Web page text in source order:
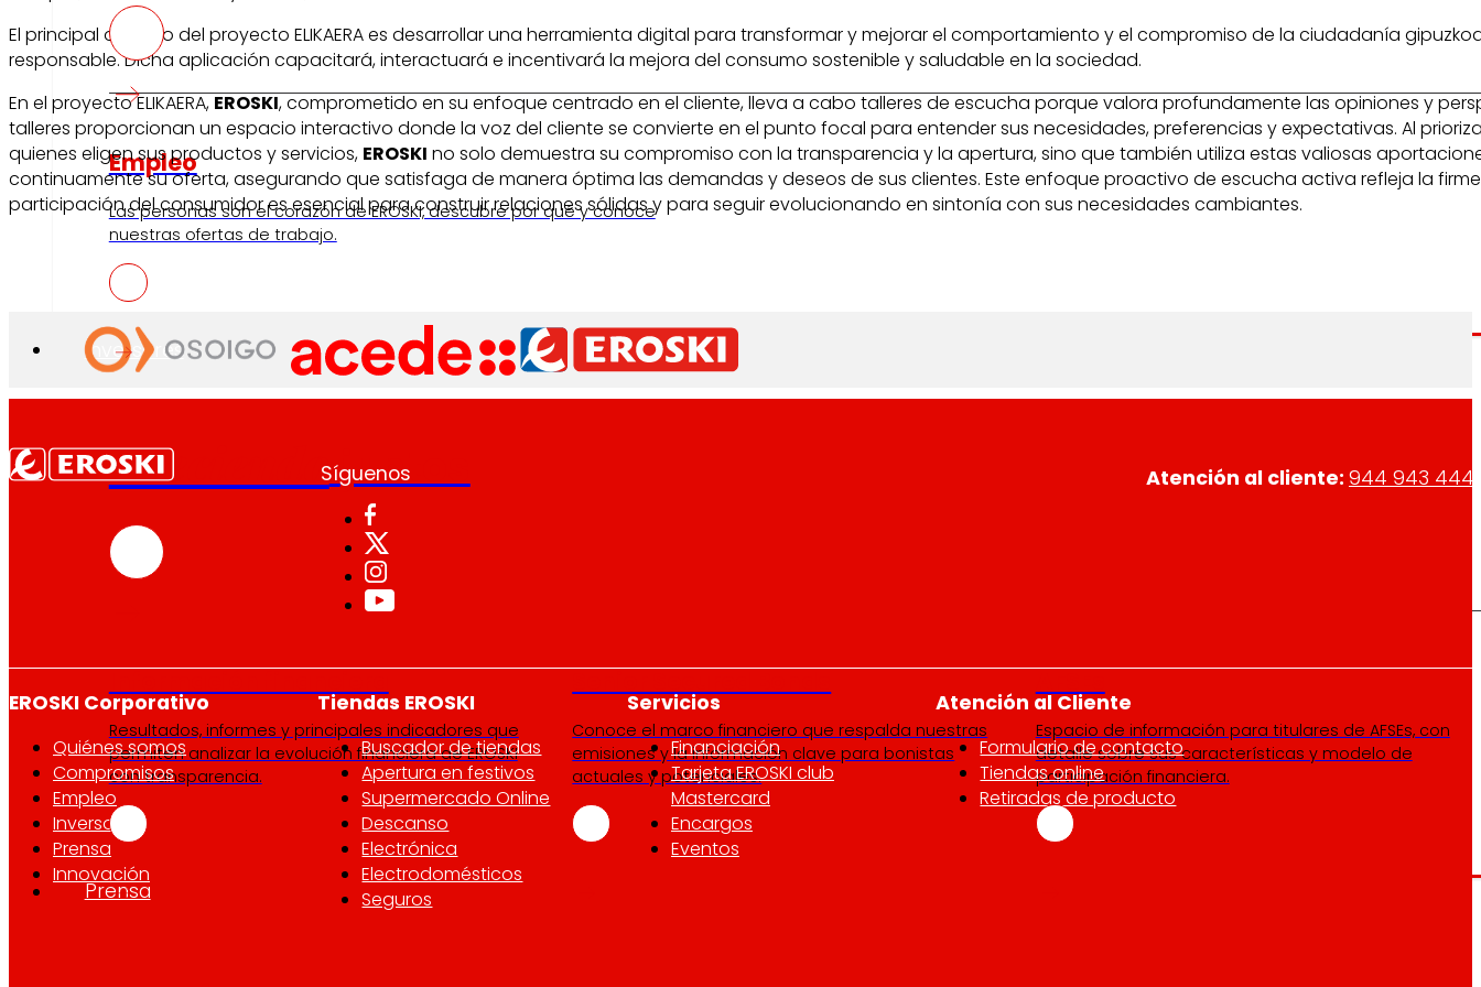
Empleo
Las personas son el corazón de EROSKI, descubre por qué y conoce
nuestras ofertas de trabajo.
Inversores
Creciendojuntos
Resultados, informes y principales indicadores que
permiten analizar la evolución financiera de EROSKI
con transparencia.
Conoce el marco financiero que respalda nuestras
emisiones y la información clave para bonistas
actuales y potenciales.
Espacio de información para titulares de AFSEs, con
detalle sobre sus características y modelo de
participación financiera.
Prensa
El principal objetivo del proyecto ELIKAERA es desarrollar una herramienta digital para transformar y mejorar el comportamiento y el compromiso de la ciudadanía
responsable. Dicha aplicación capacitará, interactuará e incentivará la mejora del consumo sostenible y saludable en la sociedad.
En el proyecto ELIKAERA, EROSKI, comprometido en su enfoque centrado en el cliente, lleva a cabo talleres de escucha porque valora profundamente las opiniones y
talleres proporcionan un espacio interactivo donde la voz del cliente se convierte en el punto focal para entender sus necesidades, preferencias y expectativas. Al
quienes eligen sus productos y servicios, EROSKI no solo demuestra su compromiso con la transparencia y la apertura, sino que también utiliza estas valiosas
continuamente su oferta, asegurando que satisfaga de manera óptima las demandas y deseos de sus clientes. Este enfoque proactivo de escucha activa refleja la
participación del consumidor es esencial para construir relaciones sólidas y para seguir evolucionando en sintonía con sus necesidades cambiantes.
Síguenos Atención al cliente: 944 943 444
EROSKI Corporativo
Quiénes somos
Compromisos
Empleo
Inversores
Prensa
Innovación
Tiendas EROSKI
Buscador de tiendas
Apertura en festivos
Supermercado Online
Descanso
Electrónica
Electrodomésticos
Seguros
Servicios
Financiación
Tarjeta EROSKI club
Mastercard
Encargos
Eventos
Atención al Cliente
Formulario de contacto
Tiendas online
Retiradas de producto